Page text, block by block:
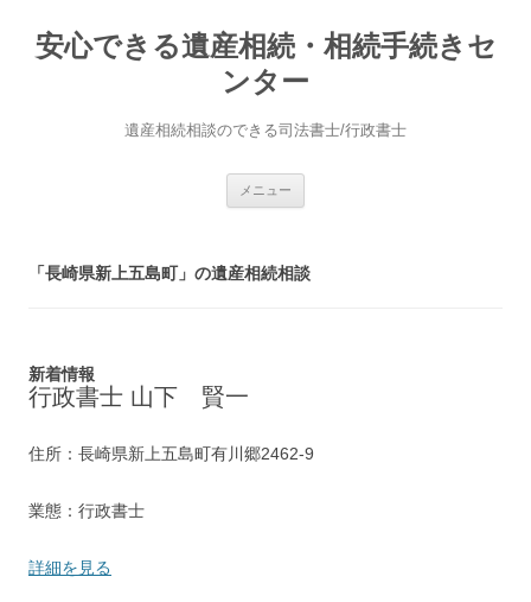
安心できる遺産相続・相続手続きセ
ンター
遺産相続相談のできる司法書士/行政書士
メニュー
へ
ス
「長崎県新上五島町」の遺産相続相談
新着情報
行政書士 山下 賢一
住所：長崎県新上五島町有川郷2462-9
業態：行政書士
詳細を見る